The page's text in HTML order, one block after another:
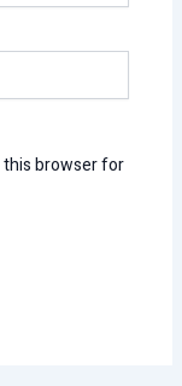
this browser for